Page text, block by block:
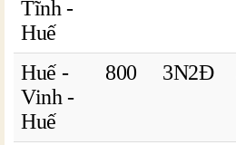
Tĩnh -
Huế
Huế -
Vinh -
Huế
800 3N2Đ